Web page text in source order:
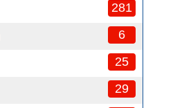
281
6
25
29